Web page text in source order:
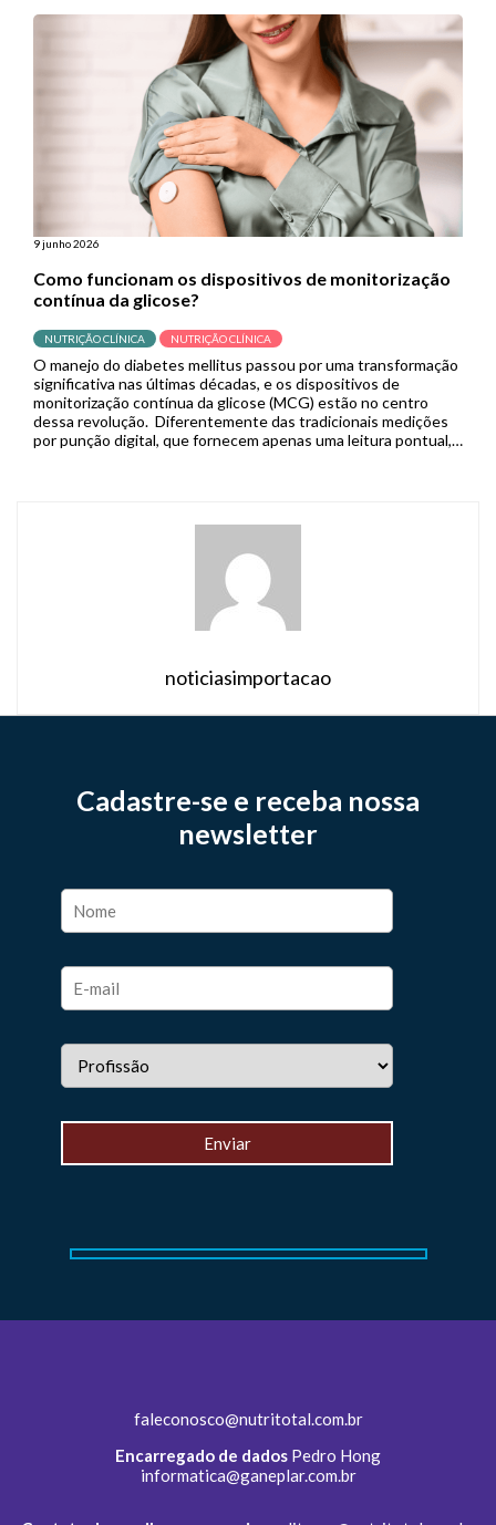
Porém, quando se […]
9 junho 2026
Como funcionam os dispositivos de monitorização
contínua da glicose?
NUTRIÇÃO CLÍNICA NUTRIÇÃO CLÍNICA
O manejo do diabetes mellitus passou por uma transformação
significativa nas últimas décadas, e os dispositivos de
monitorização contínua da glicose (MCG) estão no centro
dessa revolução. Diferentemente das tradicionais medições
por punção digital, que fornecem apenas uma leitura pontual,
noticiasimportacao
Cadastre-se e receba nossa
newsletter
faleconosco@nutritotal.com.br
Encarregado de dados Pedro Hong
informatica@ganeplar.com.br